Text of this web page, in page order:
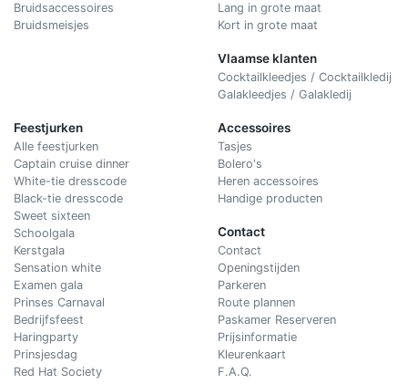
Bruidsaccessoires
Bruidsmeisjes
Lang in grote maat
Kort in grote maat
Vlaamse klanten
Cocktailkleedjes / Cocktailkledij
Galakleedjes / Galakledij
Feestjurken
Alle feestjurken
Captain cruise dinner
White-tie dresscode
Black-tie dresscode
Sweet sixteen
Schoolgala
Kerstgala
Sensation white
Examen gala
Prinses Carnaval
Bedrijfsfeest
Haringparty
Prinsjesdag
Red Hat Society
Accessoires
Tasjes
Bolero's
Heren accessoires
Handige producten
Contact
Contact
Openingstijden
Parkeren
Route plannen
Paskamer Reserveren
Prijsinformatie
Kleurenkaart
F.A.Q.